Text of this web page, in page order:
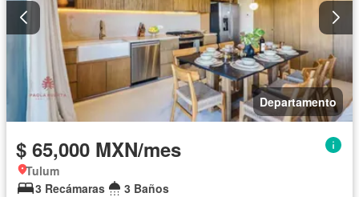
Departamento
$ 65,000 MXN/mes
Tulum
3 Recámaras
3 Baños